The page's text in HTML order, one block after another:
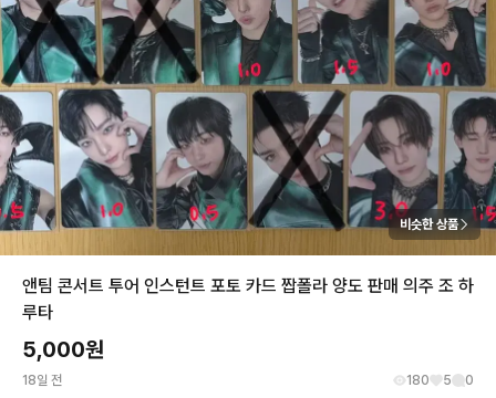
비슷한 상품
앤팀 콘서트 투어 인스턴트 포토 카드 짭폴라 양도 판매 의주 조 하
루타
5,000원
18일 전 180 5 0